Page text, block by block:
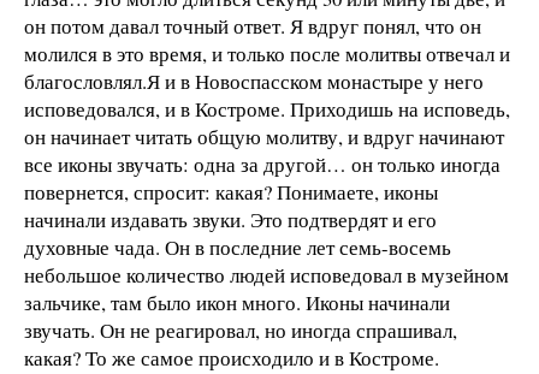
он потом давал точный ответ. Я вдруг понял, что он
молился в это время, и только после молитвы отвечал и
благословлял.Я и в Новоспасском монастыре у него
исповедовался, и в Костроме. Приходишь на исповедь,
он начинает читать общую молитву, и вдруг начинают
все иконы звучать: одна за другой… он только иногда
повернется, спросит: какая? Понимаете, иконы
начинали издавать звуки. Это подтвердят и его
духовные чада. Он в последние лет семь-восемь
небольшое количество людей исповедовал в музейном
зальчике, там было икон много. Иконы начинали
звучать. Он не реагировал, но иногда спрашивал,
какая? То же самое происходило и в Костроме.